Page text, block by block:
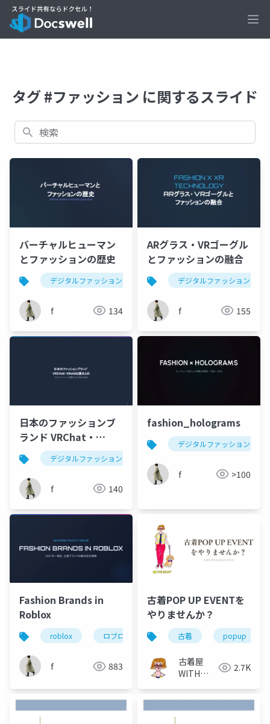
タグ #ファッション に関するスライド
検索
バーチャルヒューマン
とファッションの歴史
デジタルファッション fashion ファッション
f 134
ARグラス・VRゴーグル
とファッションの融合
デジタルファッション
f 155
日本のファッションブ
ランド VRChat・
VRoid出展まとめ
デジタルファッション
f 140
fashion_holograms
デジタルファッション
f >100
Fashion Brands in
Roblox
roblox ロブロックス デジタルファッション
f 883
古着POP UP EVENTを
やりませんか？
古着 popup
古着屋
WITH
2.7K